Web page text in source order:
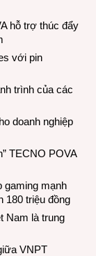
hỗ trợ thúc đẩy
với pin
trình của các
doanh nghiệp
TECNO POVA
gaming mạnh
180 triệu đồng
Nam là trung
VNPT